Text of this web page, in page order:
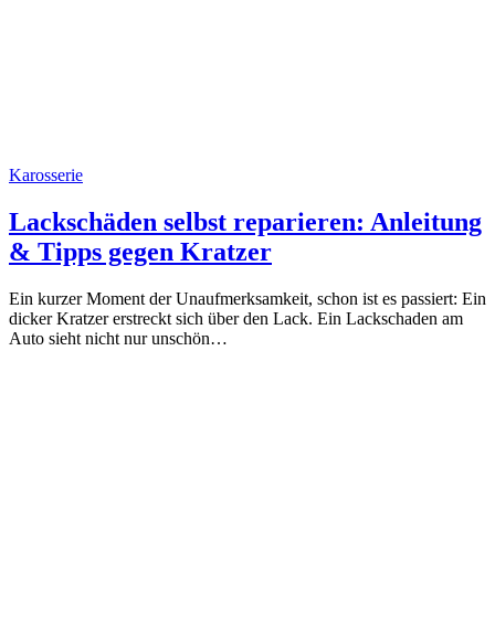
Karosserie
Lackschäden selbst reparieren: Anleitung
& Tipps gegen Kratzer
Ein kurzer Moment der Unaufmerksamkeit, schon ist es passiert: Ein
dicker Kratzer erstreckt sich über den Lack. Ein Lackschaden am
Auto sieht nicht nur unschön…